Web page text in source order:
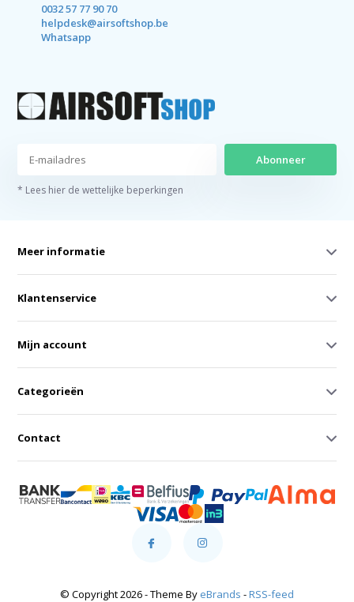
0032 57 77 90 70
helpdesk@airsoftshop.be
Whatsapp
Abonneer
* Lees hier de wettelijke beperkingen
Meer informatie
Klantenservice
Mijn account
Categorieën
Contact
© Copyright 2026 - Theme By eBrands -RSS-feed